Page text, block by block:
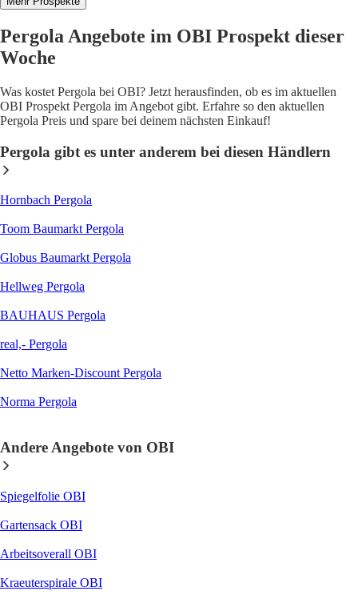
Pergola Angebote im OBI Prospekt dieser
Woche
Was kostet Pergola bei OBI? Jetzt herausfinden, ob es im aktuellen
OBI Prospekt Pergola im Angebot gibt. Erfahre so den aktuellen
Pergola Preis und spare bei deinem nächsten Einkauf!
Pergola gibt es unter anderem bei diesen Händlern
Hornbach Pergola
Toom Baumarkt Pergola
Globus Baumarkt Pergola
Hellweg Pergola
BAUHAUS Pergola
real,- Pergola
Netto Marken-Discount Pergola
Norma Pergola
Andere Angebote von OBI
Spiegelfolie OBI
Gartensack OBI
Arbeitsoverall OBI
Kraeuterspirale OBI